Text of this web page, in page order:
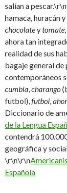
salían a
hamaca, huracán
chocolateytomate
ahora tan
realidad de sus
bagaje general
contemporáneos
cumbia charango
futbol), futbol
Diccionario de
de la Lengua
contendrá
geográfica y
\r\n\r\n
Española